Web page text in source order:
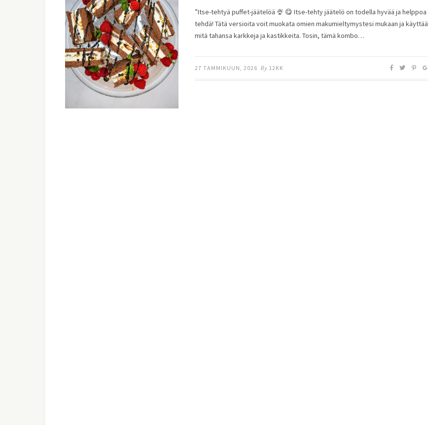
”Itse-tehtyä puffet-jäätelöä 🍨 😋 Itse-tehty jäätelö on todella hyvää ja helppoa
tehdä! Tätä versioita voit muokata omien makumieltymystesi mukaan ja käyttää
mitä tahansa karkkeja ja kastikkeita. Tosin, tämä kombo…
27 TAMMIKUUN, 2026 By 12KK